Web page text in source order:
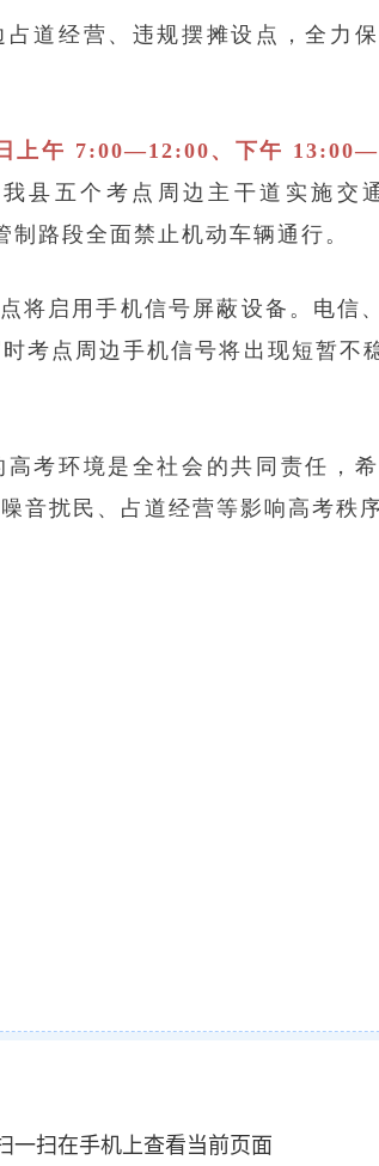
占道经营、违规摆摊设点，全力
上午 7:00—12:00、下午
我县五个考点周边主干道实施交
路段全面禁止机动车辆通行。
将启用手机信号屏蔽设备。电信
考点周边手机信号将出现短暂不
高考环境是全社会的共同责任，
音扰民、占道经营等影响高考秩
一扫在手机上查看当前页面